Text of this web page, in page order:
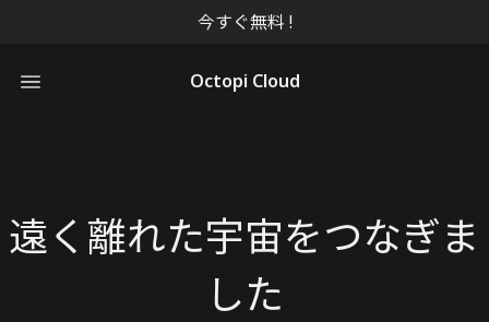
今すぐ無料 !
Octopi Cloud
遠く離れた宇宙をつなぎま
した